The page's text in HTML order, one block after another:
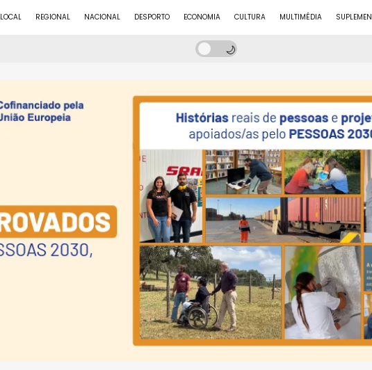
LOCAL REGIONAL NACIONAL DESPORTO ECONOMIA CULTURA MULTIMÉDIA